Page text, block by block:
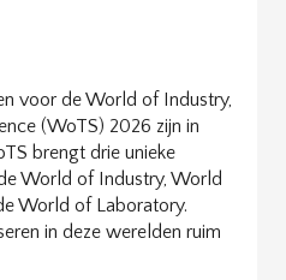
voor de World of Industry,
(WoTS) 2026 zijn in
brengt drie unieke
World of Industry, World
World of Laboratory.
in deze werelden ruim